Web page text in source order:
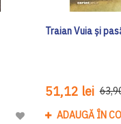
Adaugă
Traian Vuia și
51,12 lei
ADAUGĂ ÎN